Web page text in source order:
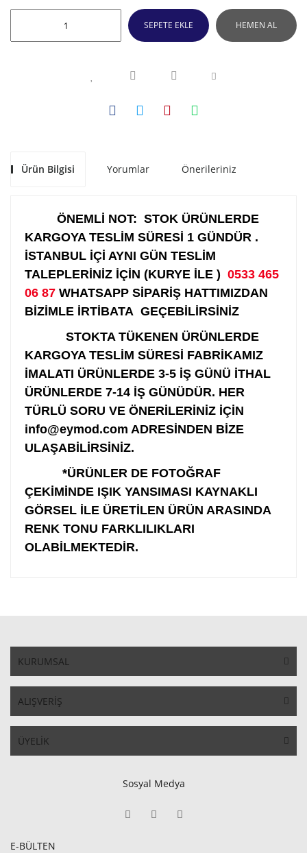
SEPETE EKLE HEMEN AL
Ürün Bilgisi Yorumlar Önerileriniz
ÖNEMLİ NOT: STOK ÜRÜNLERDE
KARGOYA TESLİM SÜRESİ 1 GÜNDÜR .
İSTANBUL İÇİ AYNI GÜN TESLİM
TALEPLERİNİZ İÇİN (KURYE İLE ) 0533 465
06 87 WHATSAPP SİPARİŞ HATTIMIZDAN
BİZİMLE İRTİBATA GEÇEBİLİRSİNİZ
STOKTA TÜKENEN ÜRÜNLERDE
KARGOYA TESLİM SÜRESİ FABRİKAMIZ
İMALATI ÜRÜNLERDE 3-5 İŞ GÜNÜ İTHAL
ÜRÜNLERDE 7-14 İŞ GÜNÜDÜR. HER
TÜRLÜ SORU VE ÖNERİLERİNİZ İÇİN
info@eymod.com ADRESİNDEN BİZE
ULAŞABİLİRSİNİZ.
*ÜRÜNLER DE FOTOĞRAF
ÇEKİMİNDE IŞIK YANSIMASI KAYNAKLI
GÖRSEL İLE ÜRETİLEN ÜRÜN ARASINDA
RENK TONU FARKLILIKLARI
OLABİLMEKTEDİR.
KURUMSAL
ALIŞVERİŞ
ÜYELİK
Sosyal Medya
E-BÜLTEN